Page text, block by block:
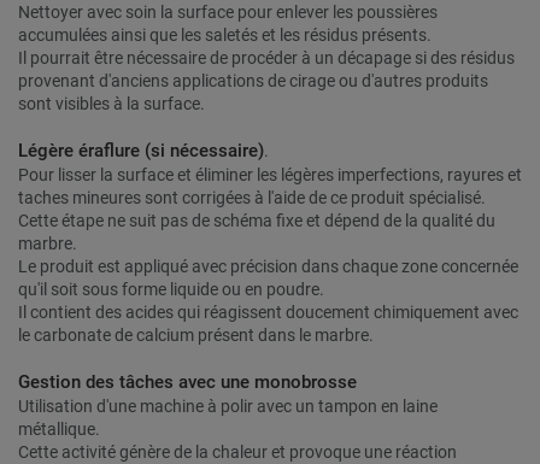
Nettoyer avec soin la surface pour enlever les poussières
accumulées ainsi que les saletés et les résidus présents.
Il pourrait être nécessaire de procéder à un décapage si des résidus
provenant d'anciens applications de cirage ou d'autres produits
sont visibles à la surface.
Légère éraflure (si nécessaire).
Pour lisser la surface et éliminer les légères imperfections, rayures et
taches mineures sont corrigées à l'aide de ce produit spécialisé.
Cette étape ne suit pas de schéma fixe et dépend de la qualité du
marbre.
Le produit est appliqué avec précision dans chaque zone concernée
qu'il soit sous forme liquide ou en poudre.
Il contient des acides qui réagissent doucement chimiquement avec
le carbonate de calcium présent dans le marbre.
Gestion des tâches avec une monobrosse
Utilisation d'une machine à polir avec un tampon en laine
métallique.
Cette activité génère de la chaleur et provoque une réaction